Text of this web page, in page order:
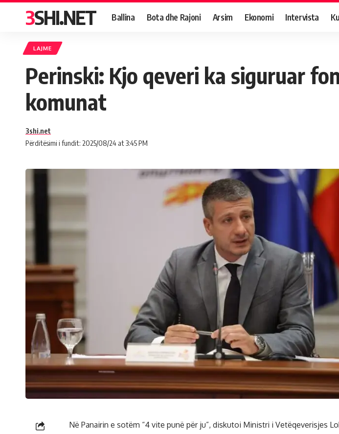
3SHI.NET Ballina Bota dhe Rajoni Arsim Ekonomi Intervista
LAJME
Perinski: Kjo qeveri ka siguruar
komunat
Përditësimi i fundit: 2025/08/24 at 3:45 PM
3shi.net
Në Panairin e sotëm “4 vite punë për ju”, diskutoi Ministri i Vetëqeverisjes